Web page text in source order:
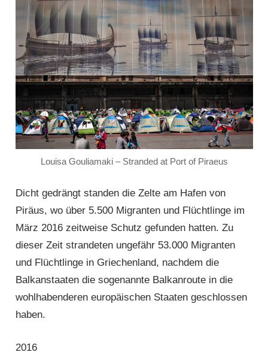
Louisa Gouliamaki – Stranded at Port of Piraeus
Dicht gedrängt standen die Zelte am Hafen von
Piräus, wo über 5.500 Migranten und Flüchtlinge im
März 2016 zeitweise Schutz gefunden hatten. Zu
dieser Zeit strandeten ungefähr 53.000 Migranten
und Flüchtlinge in Griechenland, nachdem die
Balkanstaaten die sogenannte Balkanroute in die
wohlhabenderen europäischen Staaten geschlossen
haben.
2016